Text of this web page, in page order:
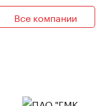
Все компании